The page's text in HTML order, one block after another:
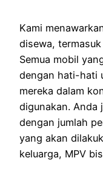
Kami
disewa, termasuk
Semua mobil
dengan hati-hati
mereka dalam
digunakan. Anda
dengan jumlah
yang akan
keluarga, MPV